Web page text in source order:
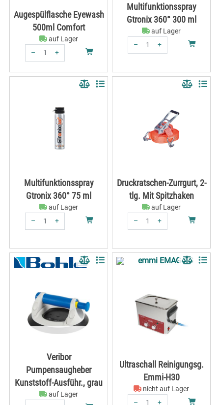
Augespülflasche Eyewash
500ml Comfort
auf Lager
–
+
Multifunktionsspray
Gtronix 360° 300 ml
auf Lager
–
+
Multifunktionsspray
Gtronix 360° 75 ml
auf Lager
–
+
Druckratschen-Zurrgurt, 2-
tlg. Mit Spitzhaken
auf Lager
–
+
Veribor
Pumpensaugheber
Kunststoff-Ausführ., grau
auf Lager
Ultraschall Reinigungsg.
Emmi-H30
nicht auf Lager
–
+